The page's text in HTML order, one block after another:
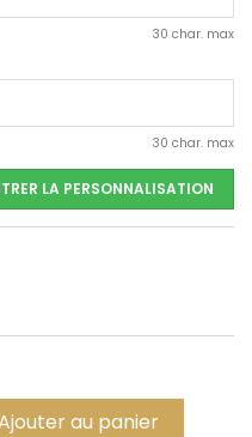
30 char. max
30 char. max
LA PERSONNALISATION
au panier